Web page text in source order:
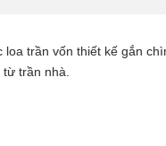
loa trần vốn thiết kế gắn
trần nhà.